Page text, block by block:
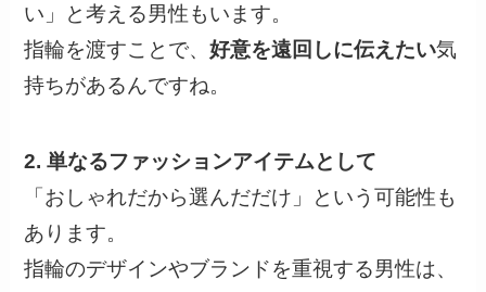
い」と考える男性もいます。
指輪を渡すことで、好意を遠回しに伝えたい気
持ちがあるんですね。
2. 単なるファッションアイテムとして
「おしゃれだから選んだだけ」という可能性も
あります。
指輪のデザインやブランドを重視する男性は、